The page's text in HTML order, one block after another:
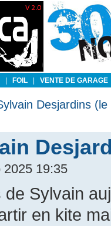
FOIL VENTE DE GARAGE
Desjardins
19:35
Sylvain
en kite